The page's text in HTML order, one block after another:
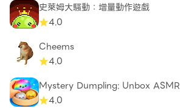
史萊姆大騷動：增量動作遊戲
4.0
Cheems
4.0
Mystery Dumpling: Unbox ASMR
4.0